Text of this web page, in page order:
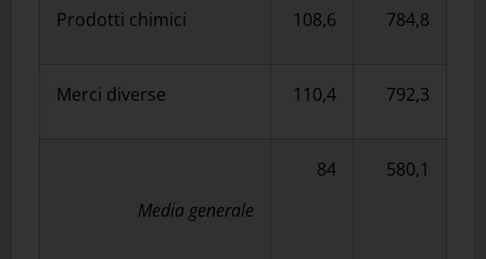
Prodotti chimici 108,6 784,8
Merci diverse 110,4 792,3
Media generale
84 580,1